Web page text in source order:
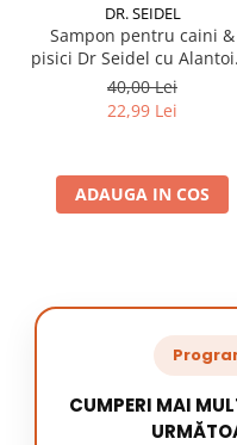
DR. SEIDEL
Sampon pentru caini &
pisici Dr Seidel cu
220 ml
40,00 Lei
22,99 Lei
ADAUGA IN COS
CUMPERI MAI